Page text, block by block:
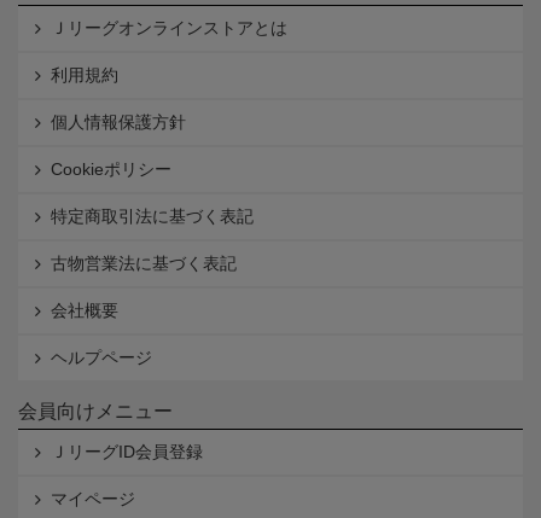
Ｊリーグオンラインストアとは
利用規約
個人情報保護方針
Cookieポリシー
特定商取引法に基づく表記
古物営業法に基づく表記
会社概要
ヘルプページ
会員向けメニュー
ＪリーグID会員登録
マイページ